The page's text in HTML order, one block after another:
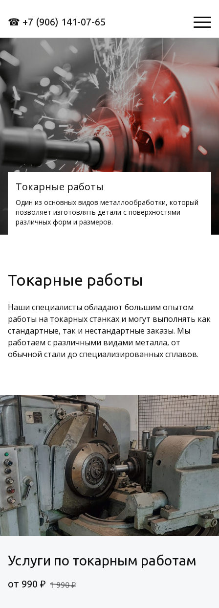
☎︎ +7 (906) 141-07-65
Токарные работы
Один из основных видов металлообработки, который
позволяет изготовлять детали с поверхностями
различных форм и размеров.
Токарные работы
Наши специалисты обладают большим опытом
работы на токарных станках и могут выполнять как
стандартные, так и нестандартные заказы. Мы
работаем с различными видами металла, от
обычной стали до специализированных сплавов.
Услуги по токарным работам
от 990 ₽ 1 990 ₽